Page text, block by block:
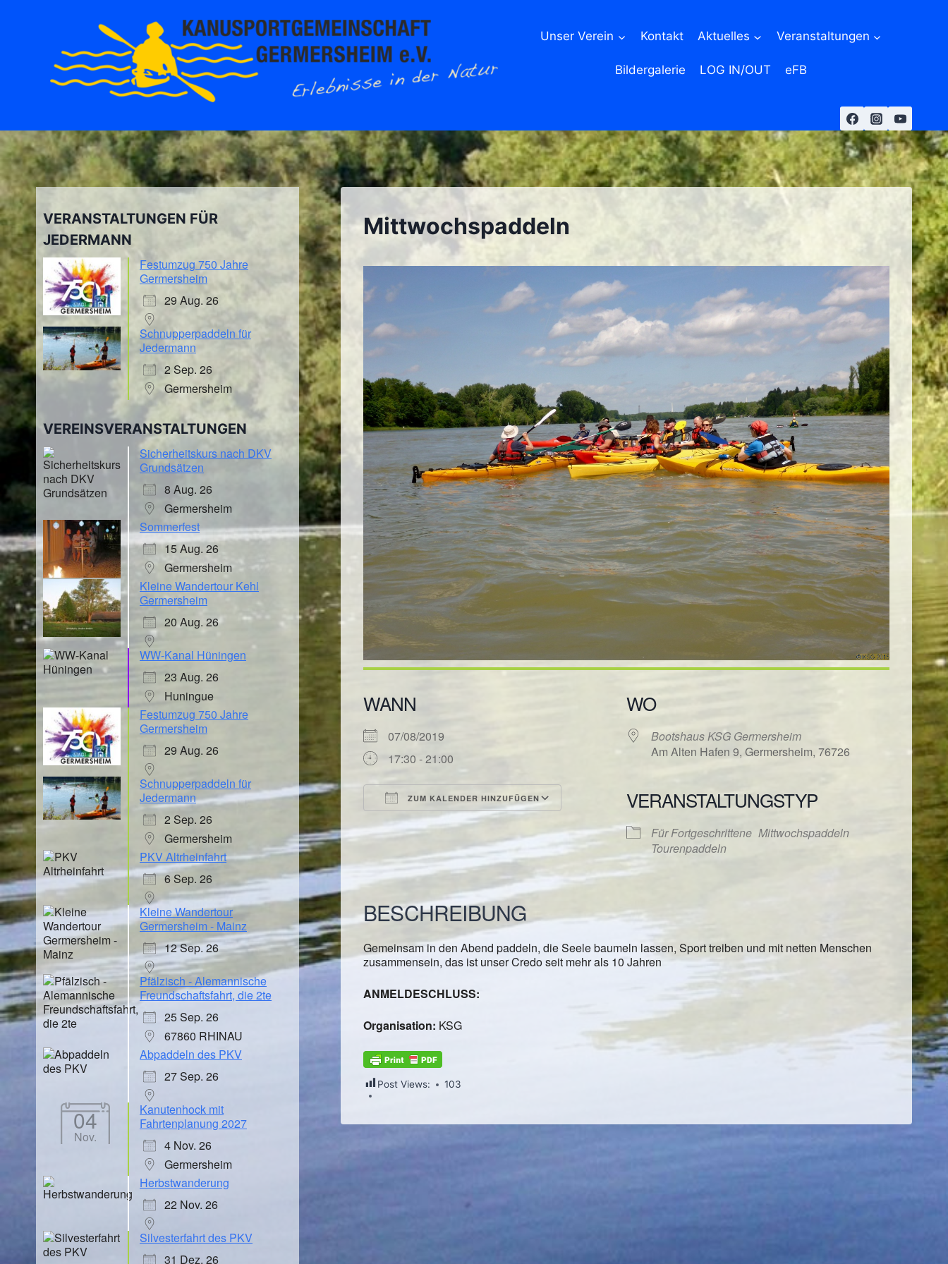
Unser Verein Kontakt Aktuelles Veranstaltungen
Bildergalerie LOG IN/OUT eFB
Mittwochspaddeln
WANN
07/08/2019
17:30 - 21:00
ZUM KALENDER HINZUFÜGEN
ICS herunterladen Google Kalender
WO
Bootshaus KSG Germersheim
Am Alten Hafen 9, Germersheim, 76726
VERANSTALTUNGSTYP
Für Fortgeschrittene Mittwochspaddeln
Tourenpaddeln
BESCHREIBUNG
Gemeinsam in den Abend paddeln, die Seele baumeln lassen, Sport treiben und mit netten Menschen
zusammensein, das ist unser Credo seit mehr als 10 Jahren
ANMELDESCHLUSS:
Organisation: KSG
Post Views: 103
VERANSTALTUNGEN FÜR
JEDERMANN
Festumzug 750 Jahre
Germersheim
29 Aug. 26
Schnupperpaddeln für
Jedermann
2 Sep. 26
Germersheim
VEREINSVERANSTALTUNGEN
Sicherheitskurs nach DKV
Grundsätzen
8 Aug. 26
Germersheim
Sommerfest
15 Aug. 26
Germersheim
Kleine Wandertour Kehl
Germersheim
20 Aug. 26
WW-Kanal Hüningen
23 Aug. 26
Huningue
Festumzug 750 Jahre
Germersheim
29 Aug. 26
Schnupperpaddeln für
Jedermann
2 Sep. 26
Germersheim
PKV Altrheinfahrt
6 Sep. 26
Kleine Wandertour
Germersheim - Mainz
12 Sep. 26
Pfälzisch - Alemannische
Freundschaftsfahrt, die 2te
25 Sep. 26
67860 RHINAU
Abpaddeln des PKV
27 Sep. 26
04
Nov.
Kanutenhock mit
Fahrtenplanung 2027
4 Nov. 26
Germersheim
Herbstwanderung
22 Nov. 26
Silvesterfahrt des PKV
31 Dez. 26